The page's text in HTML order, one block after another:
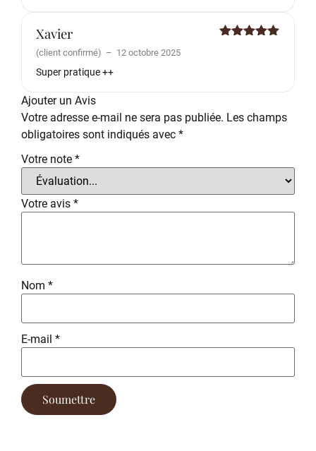
Xavier
(client confirmé) – 12 octobre 2025
Super pratique ++
Ajouter un Avis
Votre adresse e-mail ne sera pas publiée. Les champs
obligatoires sont indiqués avec *
Votre note *
Votre avis *
Nom *
E-mail *